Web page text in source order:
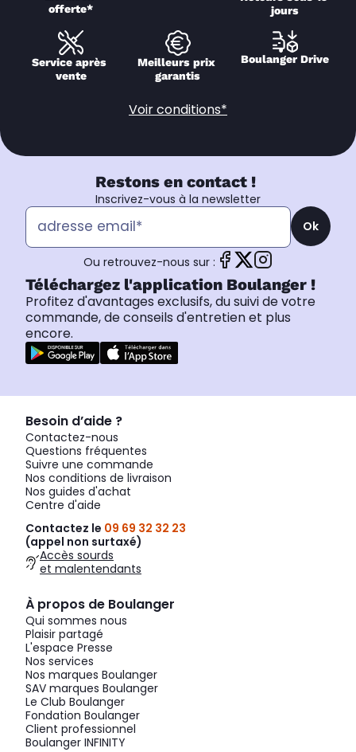
offerte*
jours
Service après
vente
Meilleurs prix
garantis
Boulanger Drive
Voir conditions*
Restons en contact !
Inscrivez-vous à la newsletter
Ok
Ou retrouvez-nous sur :
Téléchargez l'application Boulanger !
Profitez d'avantages exclusifs, du suivi de votre
commande, de conseils d'entretien et plus
encore.
Besoin d’aide ?
Contactez-nous
Questions fréquentes
Suivre une commande
Nos conditions de livraison
Nos guides d'achat
Centre d'aide
Contactez le 09 69 32 32 23
(appel non surtaxé)
Accès sourds
et malentendants
À propos de Boulanger
Qui sommes nous
Plaisir partagé
L'espace Presse
Nos services
Nos marques Boulanger
SAV marques Boulanger
Le Club Boulanger
Fondation Boulanger
Client professionnel
Boulanger INFINITY